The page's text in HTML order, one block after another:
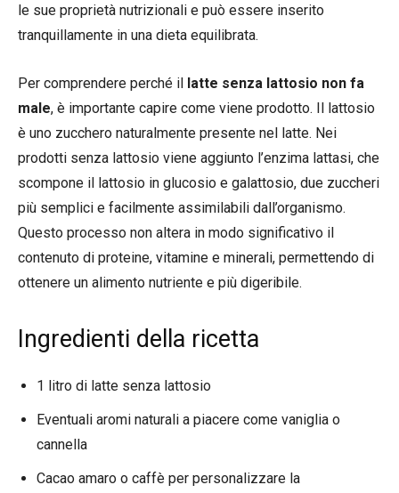
le sue proprietà nutrizionali e può essere inserito
tranquillamente in una dieta equilibrata.
Per comprendere perché il latte senza lattosio non fa
male, è importante capire come viene prodotto. Il lattosio
è uno zucchero naturalmente presente nel latte. Nei
prodotti senza lattosio viene aggiunto l’enzima lattasi, che
scompone il lattosio in glucosio e galattosio, due zuccheri
più semplici e facilmente assimilabili dall’organismo.
Questo processo non altera in modo significativo il
contenuto di proteine, vitamine e minerali, permettendo di
ottenere un alimento nutriente e più digeribile.
Ingredienti della ricetta
1 litro di latte senza lattosio
Eventuali aromi naturali a piacere come vaniglia o
cannella
Cacao amaro o caffè per personalizzare la